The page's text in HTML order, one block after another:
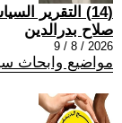
(14) التقرير السياسي ( 112 )
صلاح بدرالدين
2026 / 8 / 9
مواضيع وابحاث